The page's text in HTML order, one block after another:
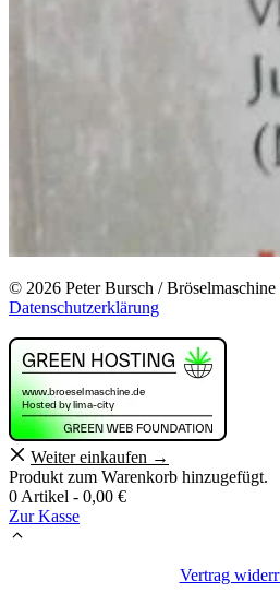
© 2026 Peter Bursch / Bröselmaschine
Datenschutzerklärung
Weiter einkaufen →
Produkt zum Warenkorb hinzugefügt.
0 Artikel - 0,00 €
Zur Kasse
Vertrag